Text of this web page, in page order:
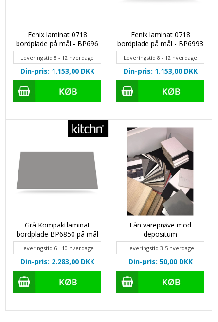
Fenix laminat 0718
bordplade på mål - BP696
Leveringstid 8 - 12 hverdage
Din-pris: 1.153,00 DKK
Fenix laminat 0718
bordplade på mål - BP6993
Leveringstid 8 - 12 hverdage
Din-pris: 1.153,00 DKK
Grå Kompaktlaminat
bordplade BP6850 på mål
Leveringstid 6 - 10 hverdage
Din-pris: 2.283,00 DKK
Lån vareprøve mod
depositum
Leveringstid 3-5 hverdage
Din-pris: 50,00 DKK